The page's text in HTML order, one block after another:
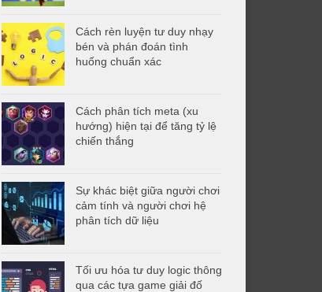
Cách rèn luyện tư duy nhạy
bén và phán đoán tình
huống chuẩn xác
Cách phân tích meta (xu
hướng) hiện tại để tăng tỷ lệ
chiến thắng
Sự khác biệt giữa người chơi
cảm tính và người chơi hệ
phân tích dữ liệu
Tối ưu hóa tư duy logic thông
qua các tựa game giải đố